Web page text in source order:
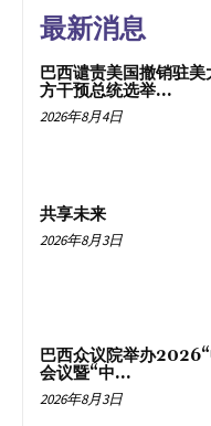
最新消息
巴西谴责美国撤销驻
方干预总统选举...
2026年8月4日
共享未来
2026年8月3日
巴西众议院举办
会议暨“中...
2026年8月3日